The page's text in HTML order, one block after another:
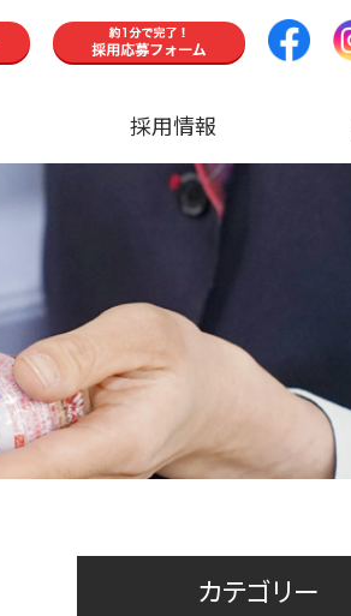
採用情報
カテゴリー